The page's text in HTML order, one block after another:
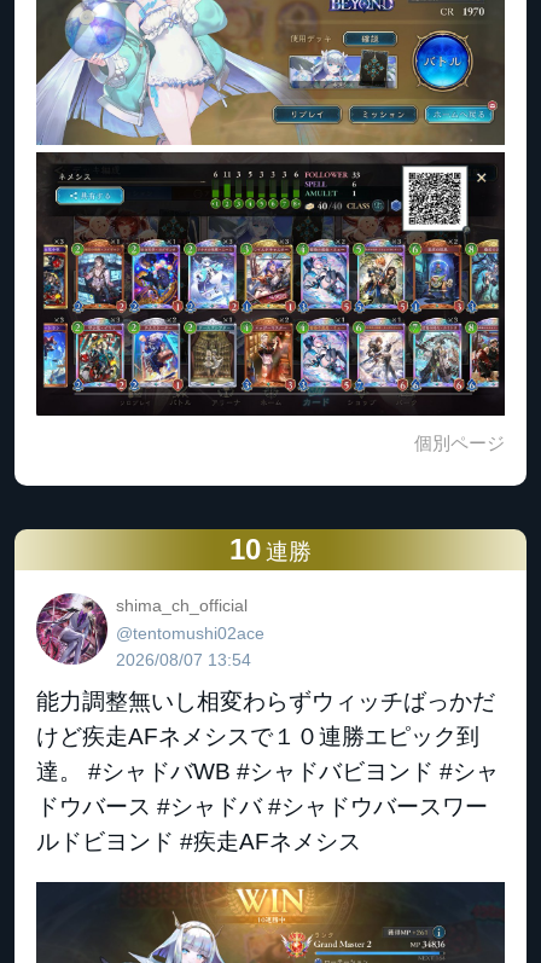
個別ページ
10 連勝
shima_ch_official
@tentomushi02ace
2026/08/07 13:54
能力調整無いし相変わらずウィッチばっかだ
けど疾走AFネメシスで１０連勝エピック到
達。 #シャドバWB #シャドバビヨンド #シャ
ドウバース #シャドバ #シャドウバースワー
ルドビヨンド #疾走AFネメシス